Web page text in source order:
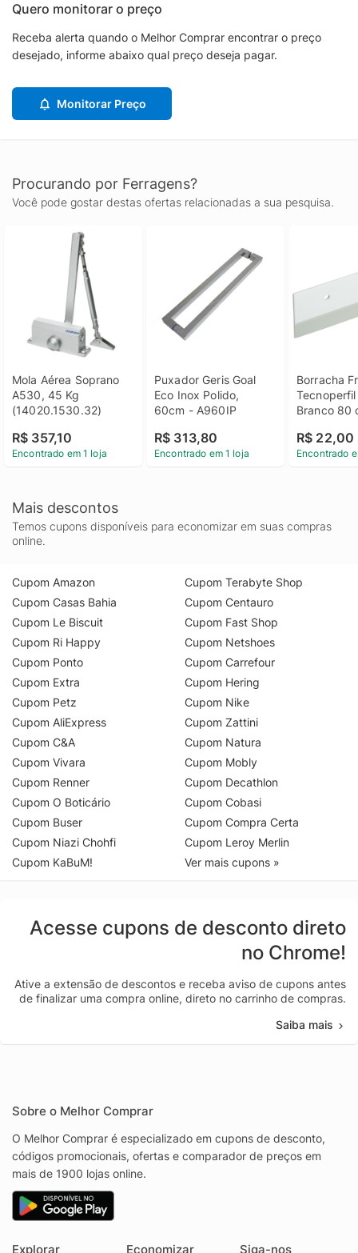
Quero monitorar o preço
Receba alerta quando o Melhor Comprar encontrar o preço
desejado, informe abaixo qual preço deseja pagar.
Monitorar Preço
Procurando por Ferragens?
Você pode gostar destas ofertas relacionadas a sua pesquisa.
Mola Aérea Soprano
A530, 45 Kg
(14020.1530.32)
R$ 357,10
Encontrado em 1 loja
Puxador Geris Goal
Eco Inox Polido,
60cm - A960IP
R$ 313,80
Encontrado em 1 loja
Borracha
Tecnoperfil
Branco 80
R$ 22,00
Encontrado
Mais descontos
Temos cupons disponíveis para economizar em suas compras
online.
Cupom Amazon
Cupom Casas Bahia
Cupom Le Biscuit
Cupom Ri Happy
Cupom Ponto
Cupom Extra
Cupom Petz
Cupom AliExpress
Cupom C&A
Cupom Vivara
Cupom Renner
Cupom O Boticário
Cupom Buser
Cupom Niazi Chohfi
Cupom KaBuM!
Cupom Terabyte Shop
Cupom Centauro
Cupom Fast Shop
Cupom Netshoes
Cupom Carrefour
Cupom Hering
Cupom Nike
Cupom Zattini
Cupom Natura
Cupom Mobly
Cupom Decathlon
Cupom Cobasi
Cupom Compra Certa
Cupom Leroy Merlin
Ver mais cupons »
Acesse cupons de desconto direto
no Chrome!
Ative a extensão de descontos e receba aviso de cupons antes
de finalizar uma compra online, direto no carrinho de compras.
Saiba mais
Sobre o Melhor Comprar
O Melhor Comprar é especializado em cupons de desconto,
códigos promocionais, ofertas e comparador de preços em
mais de 1900 lojas online.
Explorar Economizar Siga-nos